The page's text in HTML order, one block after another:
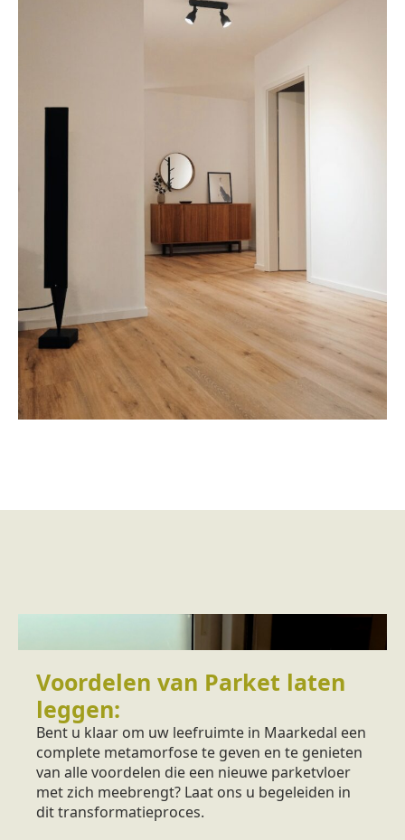
Voordelen van Parket laten
leggen:
Bent u klaar om uw leefruimte in Maarkedal een
complete metamorfose te geven en te genieten
van alle voordelen die een nieuwe parketvloer
met zich meebrengt? Laat ons u begeleiden in
dit transformatieproces.